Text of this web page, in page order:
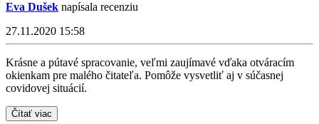
Eva Dušek napísala recenziu
27.11.2020 15:58
Krásne a pútavé spracovanie, veľmi zaujímavé vďaka otváracím
okienkam pre malého čitateľa. Pomôže vysvetliť aj v súčasnej
covidovej situácií.
Čítať viac